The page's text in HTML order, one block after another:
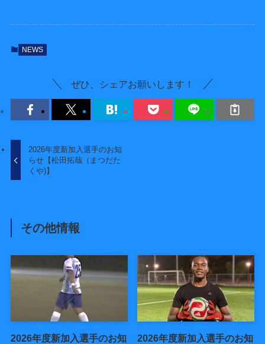
NEWS
ぜひ、シェアお願いします！
2026年度新加入選手のお知
らせ【松田拓哉（まつだた
くや)】
その他情報
2026年度新加入選手のお知
2026年度新加入選手のお知